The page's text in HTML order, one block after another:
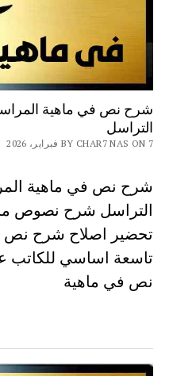
شرح نص في ماهية
التراسل
BY CHAR7 NAS ON 7 فبراير، 2026
شرح نص في ماهية
تحضير اصلاح شرح نص
تاسعة اساسي للكاتب
نص في ماهية